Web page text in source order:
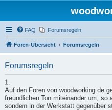
FAQ Forumsregeln
Foren-Übersicht Forumsregeln
Forumsregeln
1.
Auf den Foren von woodworking.de
freundlichen Ton miteinander um, so
sondern in der Werkstatt gegenüber